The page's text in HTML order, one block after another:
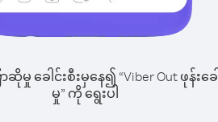
ဆိုမှု ခေါင်းစီးမှနေ၍ “Viber Out ဖုန်းခေါ်
မှု” ကို ရွေးပါ